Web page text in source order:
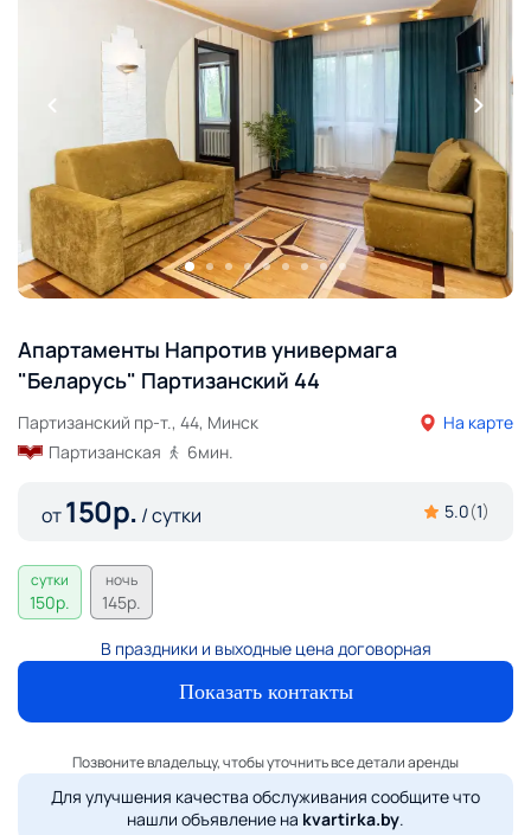
Апартаменты Напротив универмага
"Беларусь" Партизанский 44
Партизанский пр-т., 44, Минск
На карте
Партизанская
6мин.
от150р. / сутки 5.0(1)
сутки
150р.
ночь
145р.
В праздники и выходные цена договорная
Показать контакты
Позвоните владельцу, чтобы уточнить все детали аренды
Для улучшения качества обслуживания сообщите что
нашли объявление на kvartirka.by.